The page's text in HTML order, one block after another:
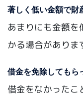
著しく低い金額で財
あまりにも金額を
かる場合がありま
借金を免除してもら
借金をなかった